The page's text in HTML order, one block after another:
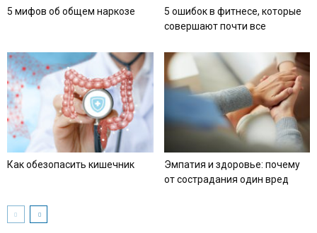
5 мифов об общем наркозе
5 ошибок в фитнесе, которые
совершают почти все
Как обезопасить кишечник
Эмпатия и здоровье: почему
от сострадания один вред